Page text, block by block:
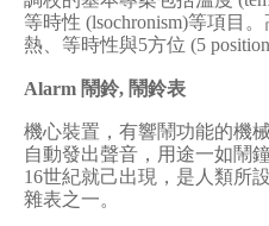
等時性 (lsochronism)等項目。
熱、等時性與5方位 (5
Alarm 鬧鈴, 鬧鈴表
機心裝置，有響鬧功能的機
自動發出聲音，用途一如鬧
16世紀就己出現，是人類所
雜表之一。